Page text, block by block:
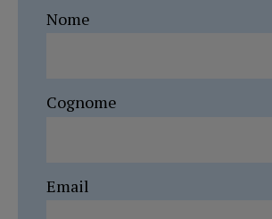
Nome
Cognome
Email